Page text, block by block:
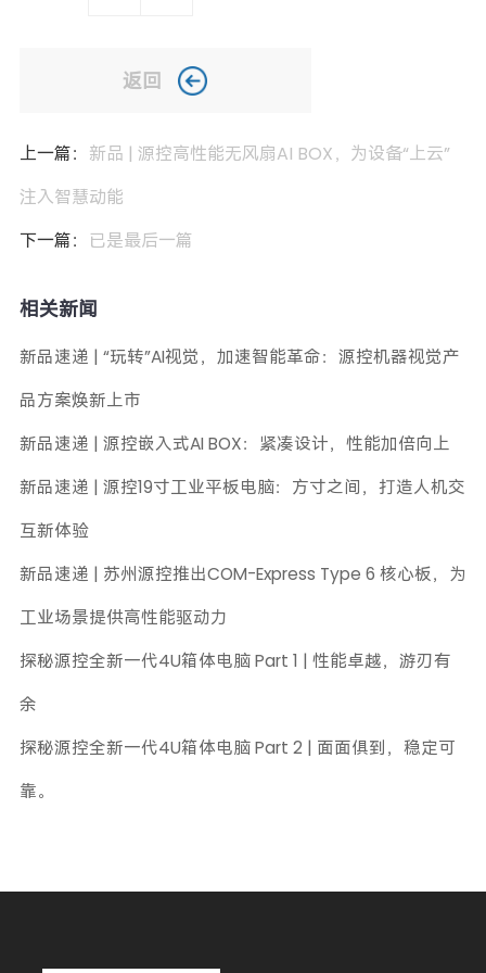
返回
上一篇： 新品 | 源控高性能无风扇AI BOX，为设备“上云”
注入智慧动能
下一篇： 已是最后一篇
相关新闻
新品速递 | “玩转”AI视觉，加速智能革命：源控机器视觉产
品方案焕新上市
新品速递 | 源控嵌入式AI BOX：紧凑设计，性能加倍向上
新品速递 | 源控19寸工业平板电脑：方寸之间，打造人机交
互新体验
新品速递 | 苏州源控推出COM-Express Type 6 核心板，为
工业场景提供高性能驱动力
探秘源控全新一代4U箱体电脑 Part 1 | 性能卓越，游刃有
余
探秘源控全新一代4U箱体电脑 Part 2 | 面面俱到，稳定可
靠。